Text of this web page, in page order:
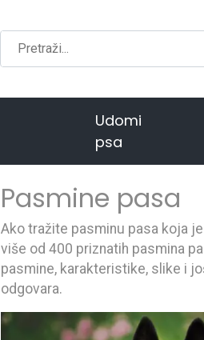
Udomi
psa
Pasmine pasa
Ako tražite pasminu pasa koja
više od 400 priznatih pasmina
pasmine, karakteristike, slike i
odgovara.